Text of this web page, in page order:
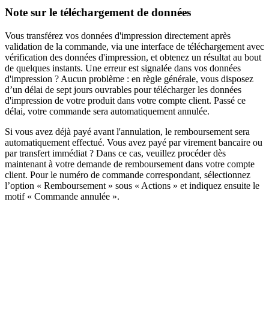
Note sur le téléchargement de données
Vous transférez vos données d'impression directement après
validation de la commande, via une interface de téléchargement avec
vérification des données d'impression, et obtenez un résultat au bout
de quelques instants. Une erreur est signalée dans vos données
d'impression ? Aucun problème : en règle générale, vous disposez
d’un délai de sept jours ouvrables pour télécharger les données
d'impression de votre produit dans votre compte client. Passé ce
délai, votre commande sera automatiquement annulée.
Si vous avez déjà payé avant l'annulation, le remboursement sera
automatiquement effectué. Vous avez payé par virement bancaire ou
par transfert immédiat ? Dans ce cas, veuillez procéder dès
maintenant à votre demande de remboursement dans votre compte
client. Pour le numéro de commande correspondant, sélectionnez
l’option « Remboursement » sous « Actions » et indiquez ensuite le
motif « Commande annulée ».